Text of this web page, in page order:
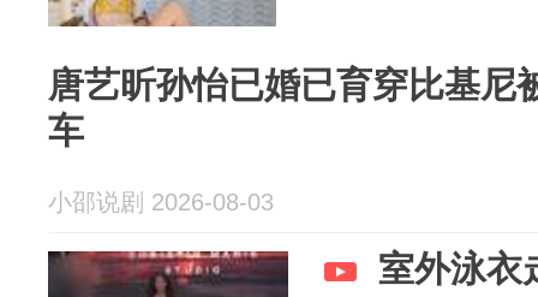
唐艺昕孙怡已婚已育穿比基尼
车
小邵说剧 2026-08-03
室外泳衣